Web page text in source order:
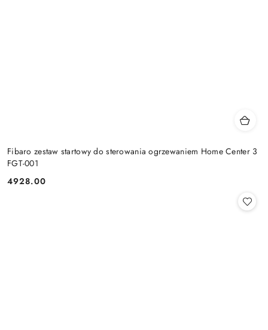
Fibaro zestaw startowy do sterowania ogrzewaniem Home Center 3
FGT-001
Cena:
4928.00